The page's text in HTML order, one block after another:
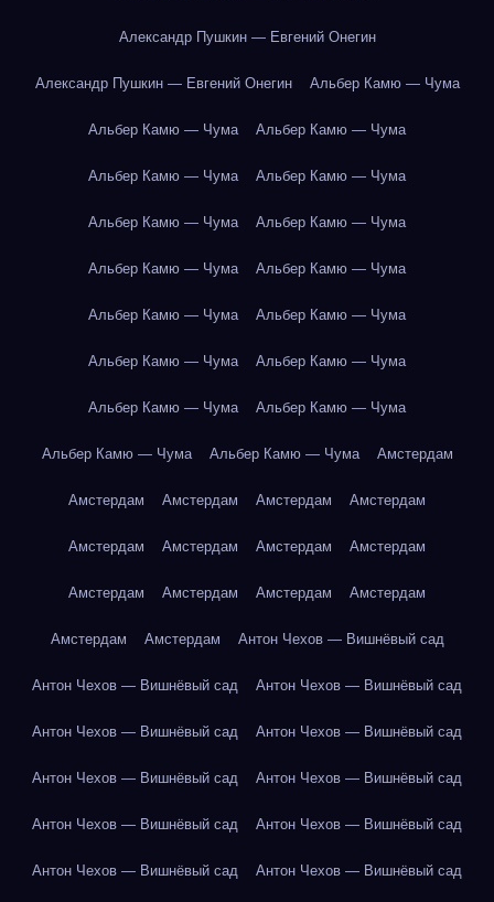
Александр Пушкин — Евгений Онегин
Александр Пушкин — Евгений Онегин Альбер Камю — Чума
Альбер Камю — Чума Альбер Камю — Чума
Альбер Камю — Чума Альбер Камю — Чума
Альбер Камю — Чума Альбер Камю — Чума
Альбер Камю — Чума Альбер Камю — Чума
Альбер Камю — Чума Альбер Камю — Чума
Альбер Камю — Чума Альбер Камю — Чума
Альбер Камю — Чума Альбер Камю — Чума
Альбер Камю — Чума Альбер Камю — Чума Амстердам
Амстердам Амстердам Амстердам Амстердам
Амстердам Амстердам Амстердам Амстердам
Амстердам Амстердам Амстердам Амстердам
Амстердам Амстердам Антон Чехов — Вишнёвый сад
Антон Чехов — Вишнёвый сад Антон Чехов — Вишнёвый сад
Антон Чехов — Вишнёвый сад Антон Чехов — Вишнёвый сад
Антон Чехов — Вишнёвый сад Антон Чехов — Вишнёвый сад
Антон Чехов — Вишнёвый сад Антон Чехов — Вишнёвый сад
Антон Чехов — Вишнёвый сад Антон Чехов — Вишнёвый сад